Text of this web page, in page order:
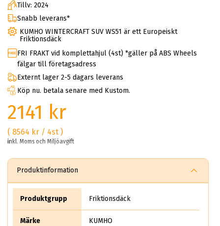
Tillv: 2024
Snabb leverans*
KUMHO WINTERCRAFT SUV WS51 är ett Europeiskt
Friktionsdäck
FRI FRAKT vid komplettahjul (4st) *gäller på ABS Wheels
fälgar till företagsadress
Externt lager 2-5 dagars leverans
Köp nu. betala senare med Kustom.
2141 kr
( 8564 kr / 4st )
inkl. Moms och Miljöavgift
Produktinformation
Produktgrupp Friktionsdäck
Märke KUMHO